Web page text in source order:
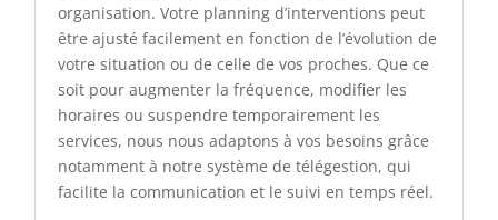
organisation. Votre planning d’interventions peut
être ajusté facilement en fonction de l’évolution de
votre situation ou de celle de vos proches. Que ce
soit pour augmenter la fréquence, modifier les
horaires ou suspendre temporairement les
services, nous nous adaptons à vos besoins grâce
notamment à notre système de télégestion, qui
facilite la communication et le suivi en temps réel.